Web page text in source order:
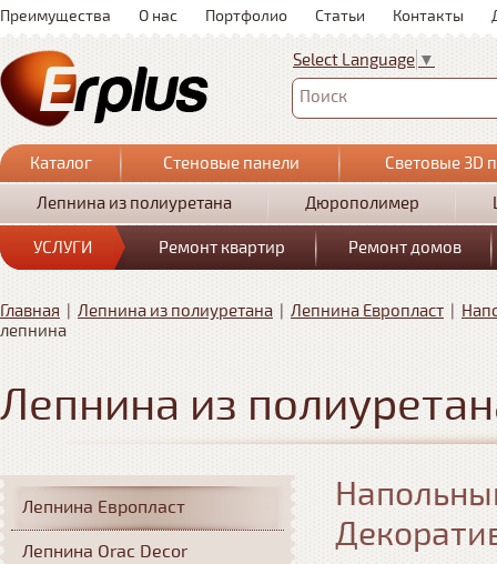
Преимущества О нас Портфолио Статьи Контакты
Select Language ▼
Поиск
Каталог Стеновые панели
Световые 3D
Лепнина из полиуретана
Дюрополимер
УСЛУГИ Ремонт квартир Ремонт домов
Главная | Лепнина из полиуретана | Лепнина Европласт |
лепнина
Лепнина из
Лепнина Европласт
Лепнина Orac Decor